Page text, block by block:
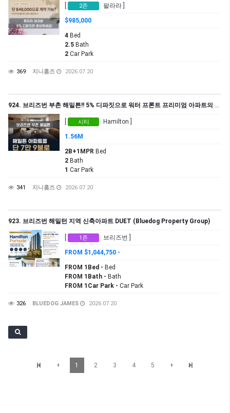
2존 팔라라 ]
$985,000
4 Bed
2.5 Bath
2 Car Park
369 지니홈즈 2026.07.20
924. 브리즈번 부촌 해밀튼!! 5% 디파짓으로 워터 프론트 프리미엄 아파트의 주인이 되세요!!
시티 Hamilton ]
1.56M
2B+1MPR Bed
2 Bath
1 Car Park
341 지니홈즈 2026.07.20
923. 브리즈번 해밀턴 지역 신축아파트 DUET (Bluedog Property Group)
1존 브리즈번 ]
FROM $1,044,750 -
FROM 1Bed - Bed
FROM 1Bath - Bath
FROM 1Car Park - Car Park
326 BLUEDOG JAMES 2026.07.20
1 2 3 4 5